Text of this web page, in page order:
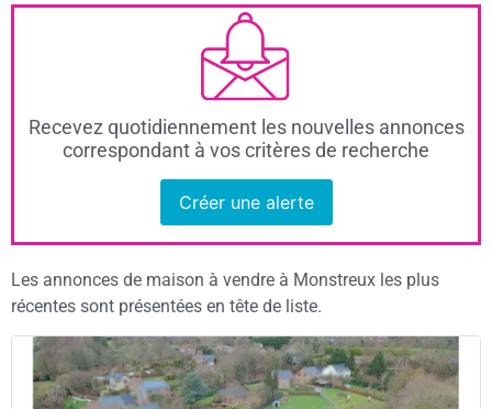
Recevez quotidiennement les nouvelles annonces
correspondant à vos critères de recherche
Créer une alerte
Les annonces de maison à vendre à Monstreux les plus
récentes sont présentées en tête de liste.